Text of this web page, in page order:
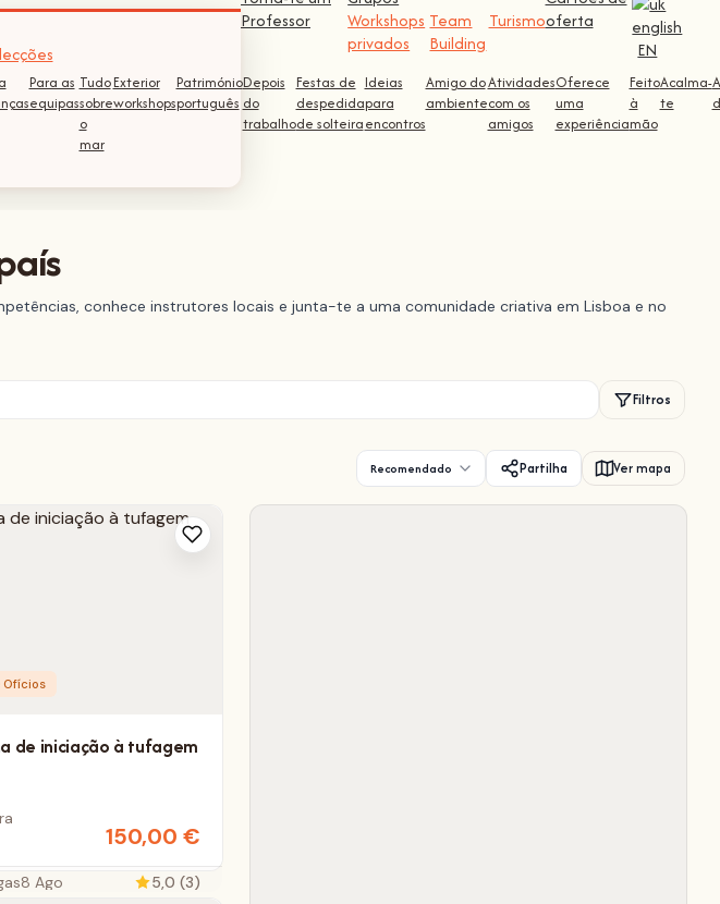
Para as
equipas
Tudo
sobre
o
mar
Exterior
workshops
Património
português
Depois
do
trabalho
Festas de
despedida
de solteira
Ideias
para
encontros
Amigo do
ambiente
Atividades
com os
amigos
Oferece
uma
experiência
Feito
à
mão
Acalma-
te
Professor
Workshops
privados
Team
Building
Turismooferta
EN
conhece instrutores locais e junta-te a uma comunidade criativa em Lisboa e no
Filtros
Recomendado Partilha Ver mapa
Ofícios
de iniciação à tufagem
150,00 €
8 Ago 5,0 (3)